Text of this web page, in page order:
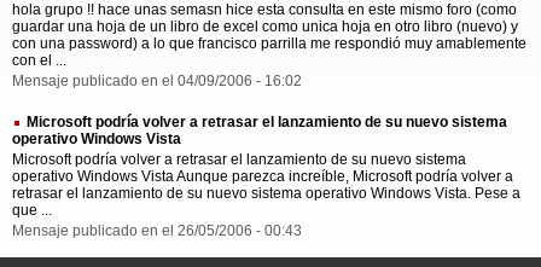
hola grupo !! hace unas semasn hice esta consulta en este mismo foro (como
guardar una hoja de un libro de excel como unica hoja en otro libro (nuevo) y
con una password) a lo que francisco parrilla me respondió muy amablemente
con el ...
Mensaje publicado en el 04/09/2006 - 16:02
Microsoft podría volver a retrasar el lanzamiento de su nuevo sistema
operativo Windows Vista
Microsoft podría volver a retrasar el lanzamiento de su nuevo sistema
operativo Windows Vista Aunque parezca increíble, Microsoft podría volver a
retrasar el lanzamiento de su nuevo sistema operativo Windows Vista. Pese a
que ...
Mensaje publicado en el 26/05/2006 - 00:43